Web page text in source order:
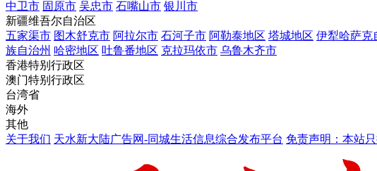
中卫市 固原市 吴忠市 石嘴山市 银川市
新疆维吾尔自治区
五家渠市 图木舒克市 阿拉尔市 石河子市 阿勒泰地区 塔城地区 伊犁哈萨克
族自治州 哈密地区 吐鲁番地区 克拉玛依市 乌鲁木齐市
香港特别行政区
澳门特别行政区
台湾省
海外
其他
关于我们 天水新大陆广告网-同城生活信息综合发布平台 免责声明：本站